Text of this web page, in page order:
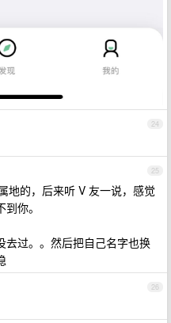
24
25
地的，后来听 V 友一说，感觉
你。
去过。。然后把自己名字也换
26